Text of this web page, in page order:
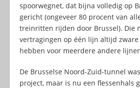
spoorwegnet, dat bijna volledig op
gericht (ongeveer 80 procent van
treinritten rijden door Brussel). Die
vertragingen op één lijn altijd zware
hebben voor meerdere andere
De Brusselse Noord-Zuid-tunnel
project, maar is nu een flessenhals